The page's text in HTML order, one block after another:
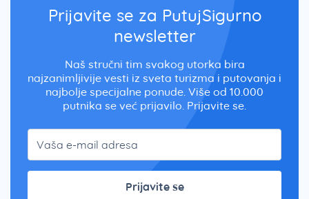
Prijavite se za PutujSigurno
newsletter
Naš stručni tim svakog utorka bira
najzanimljivije vesti iz sveta turizma i putovanja i
najbolje specijalne ponude. Više od 10.000
putnika se već prijavilo. Prijavite se.
Prijavite se